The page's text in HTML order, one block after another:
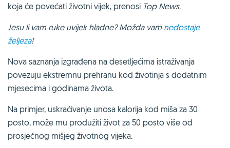
koja će povećati životni vijek, prenosi Top News.
Jesu li vam ruke uvijek hladne? Možda vam nedostaje
željeza!
Nova saznanja izgrađena na desetljećima istraživanja
povezuju ekstremnu prehranu kod životinja s dodatnim
mjesecima i godinama života.
Na primjer, uskraćivanje unosa kalorija kod miša za 30
posto, može mu produžiti život za 50 posto više od
prosječnog mišjeg životnog vijeka.